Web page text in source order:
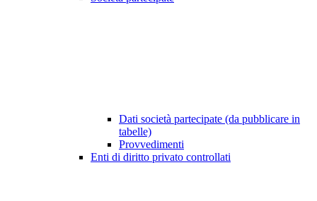
Dati società partecipate (da pubblicare in
tabelle)
Provvedimenti
Enti di diritto privato controllati